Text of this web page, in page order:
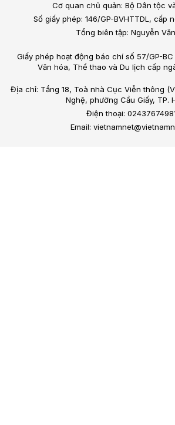
Cơ quan chủ quản: Bộ Dân tộc
Số giấy phép: 146/GP-BVHTTDL, cấp
Tổng biên tập: Nguyễn
Giấy phép hoạt động báo chí số 57/GP-
Văn hóa, Thể thao và Du lịch cấp
Địa chỉ: Tầng 18, Toà nhà Cục Viễn thông
Nghệ, phường Cầu Giấy, TP.
Điện thoại:
Email: